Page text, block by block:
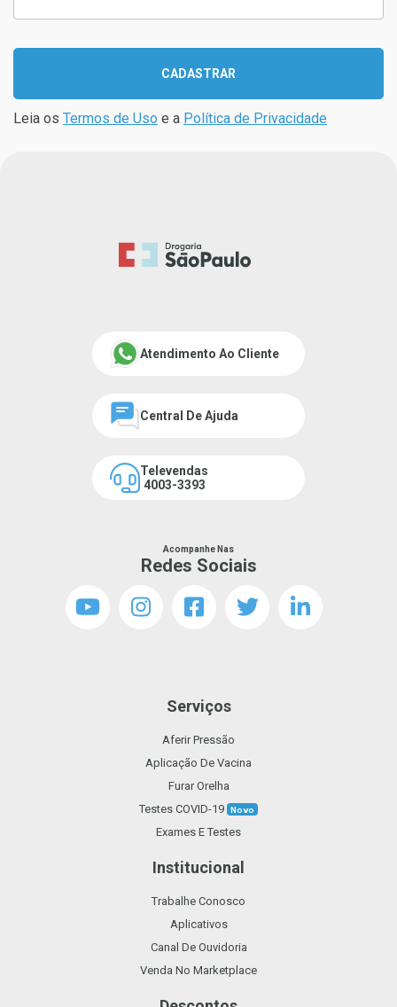
CADASTRAR
Leia os Termos de Uso e a Política de Privacidade
Atendimento Ao Cliente
Central De Ajuda
Televendas
4003-3393
Acompanhe Nas
Redes Sociais
Serviços
Aferir Pressão
Aplicação De Vacina
Furar Orelha
Testes COVID-19 Novo
Exames E Testes
Institucional
Trabalhe Conosco
Aplicativos
Canal De Ouvidoria
Venda No Marketplace